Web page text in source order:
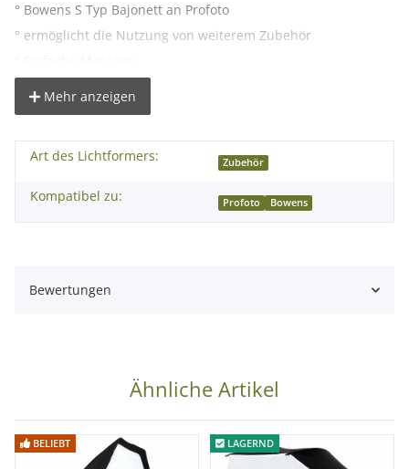
° Bowens S Typ Bajonett an Profoto
° ermöglicht die Nutzung von weiterem Zubehör
° Farbe: schwarz/silber
Lieferumfang:
1x Bowens S-Typ Bajonett an Profoto
Mehr anzeigen
Art des Lichtformers: Zubehör
Kompatibel zu: Profoto Bowens
Bewertungen
Ähnliche Artikel
BELIEBT LAGERND